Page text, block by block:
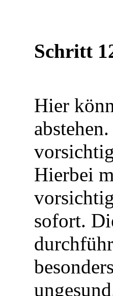
Schritt
Hier
Hierbei
sofort.